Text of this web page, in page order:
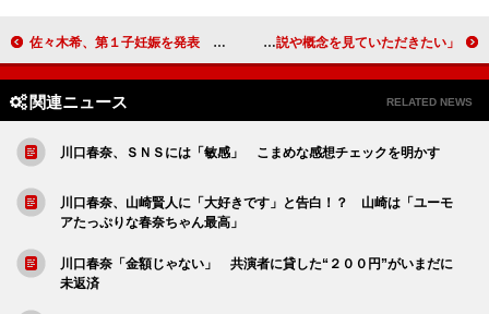
佐々木希、第１子妊娠を発表 今秋出産予定「夫婦で喜んでおります」 高橋一生、「Ｎスペ」のナビゲーターに 「人類の進化、新しい説や概念を見ていただきたい」
関連ニュース RELATED NEWS
川口春奈、ＳＮＳには「敏感」 こまめな感想チェックを明かす
川口春奈、山崎賢人に「大好きです」と告白！？ 山崎は「ユーモ
アたっぷりな春奈ちゃん最高」
川口春奈「金額じゃない」 共演者に貸した“２００円”がいまだに
未返済